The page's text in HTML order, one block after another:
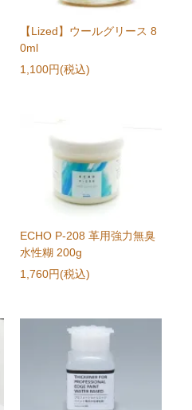
【Lized】ウールグリース 8
0ml
1,100円(税込)
ECHO P-208 革用強力無臭
水性糊 200g
1,760円(税込)